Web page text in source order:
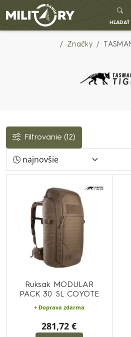
Army shop MILITARY RANGE SK
HĽADAŤ
Značky
Filtrovanie (12)
Ruksak MODULAR
PACK 30 SL COYOTE
+ Doprava zdarma
281,72 €